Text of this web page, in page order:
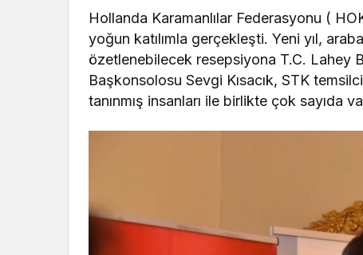
Hollanda Karamanlılar Federasyonu (
yoğun katılımla gerçekleşti. Yeni yıl,
özetlenebilecek resepsiyona T.C. Lahey
Başkonsolosu Sevgi Kısacık, STK
tanınmış insanları ile birlikte çok sayıda